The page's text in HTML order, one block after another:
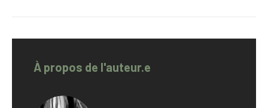
À propos de l'auteur.e